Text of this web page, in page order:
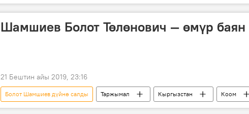
Сүрөт
Мультимедиа режиссер Болот Шамшиев
Шамшиев Болот Төлөнович — өмүр баян
21 Бештин айы 2019, 23:16
Болот Шамшиев дүйнө салды Таржымал Кыргызстан Коом
Болот Шамшиев